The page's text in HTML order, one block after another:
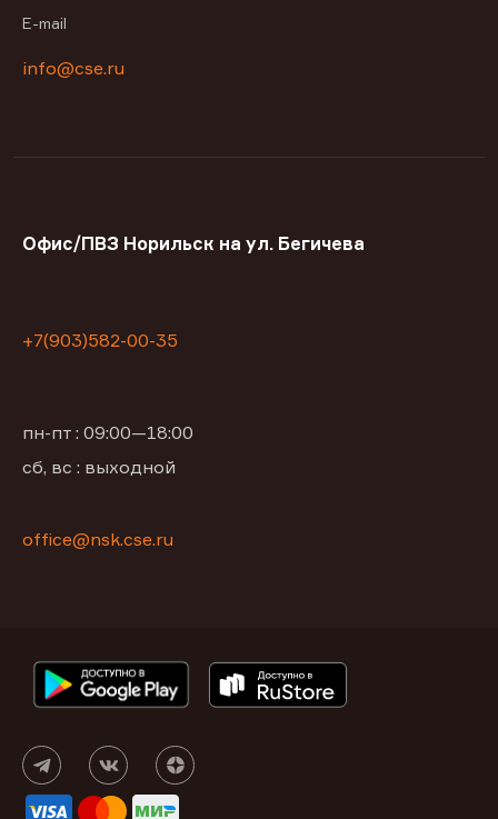
E-mail
info@cse.ru
Офис/ПВЗ Норильск на ул. Бегичева
+7(903)582-00-35
пн-пт : 09:00—18:00
сб, вс : выходной
office@nsk.cse.ru